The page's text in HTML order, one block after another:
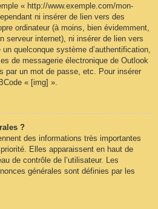
« http://www.exemple.com/mon-
ni insérer de lien vers des
ordinateur (à moins, bien évidemment,
serveur internet), ni insérer de lien vers
quelconque système d’authentification,
de messagerie électronique de Outlook
par un mot de passe, etc. Pour insérer
« [img] ».
?
des informations très importantes
Elles apparaissent en haut de
de contrôle de l’utilisateur. Les
générales sont définies par les